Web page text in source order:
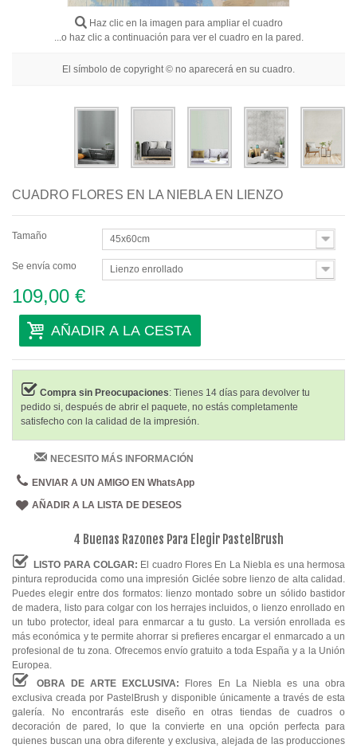
Haz clic en la imagen para ampliar el cuadro
...o haz clic a continuación para ver el cuadro en la pared.
El símbolo de copyright © no aparecerá en su cuadro.
CUADRO FLORES EN LA NIEBLA EN LIENZO
Tamaño 45x60cm
Se envía como Lienzo enrollado
109,00 €
AÑADIR A LA CESTA
Compra sin Preocupaciones: Tienes 14 días para devolver tu
pedido si, después de abrir el paquete, no estás completamente
satisfecho con la calidad de la impresión.
NECESITO MÁS INFORMACIÓN
ENVIAR A UN AMIGO EN WhatsApp
AÑADIR A LA LISTA DE DESEOS
4 Buenas Razones Para Elegir PastelBrush
LISTO PARA COLGAR: El cuadro Flores En La Niebla es una hermosa
pintura reproducida como una impresión Giclée sobre lienzo de alta calidad.
Puedes elegir entre dos formatos: lienzo montado sobre un sólido bastidor
de madera, listo para colgar con los herrajes incluidos, o lienzo enrollado en
un tubo protector, ideal para enmarcar a tu gusto. La versión enrollada es
más económica y te permite ahorrar si prefieres encargar el enmarcado a un
profesional de tu zona. Ofrecemos envío gratuito a toda España y a la Unión
Europea.
OBRA DE ARTE EXCLUSIVA: Flores En La Niebla es una obra
exclusiva creada por PastelBrush y disponible únicamente a través de esta
galería. No encontrarás este diseño en otras tiendas de cuadros o
decoración de pared, lo que la convierte en una opción perfecta para
quienes buscan una obra diferente y exclusiva, alejada de las producciones